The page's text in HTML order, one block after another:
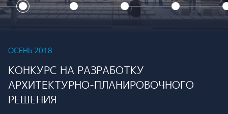
ОСЕНЬ 2018
КОНКУРС НА РАЗРАБОТКУ
АРХИТЕКТУРНО-ПЛАНИРОВОЧНОГО
РЕШЕНИЯ